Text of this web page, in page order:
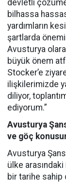
devletli çözüme
bilhassa
yardımların
şartlarda
Avusturya
büyük önem
Stocker’e
ilişkilerimizde
diliyor,
ediyorum.”
Avusturya
ve göç
Avusturya
ülke
bir tarihe sahip